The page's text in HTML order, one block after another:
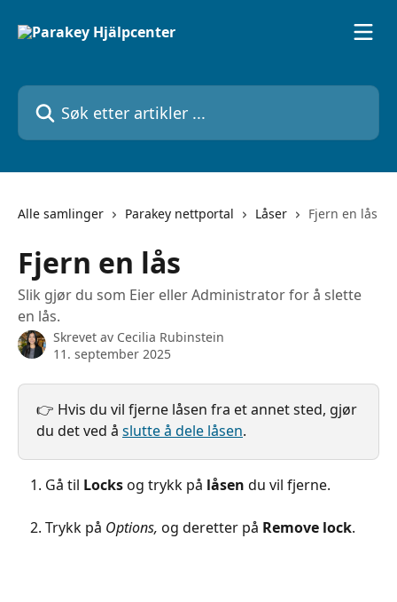
Søk etter artikler ...
Alle samlinger Parakey nettportal Låser Fjern en lås
Fjern en lås
Slik gjør du som Eier eller Administrator for å slette
en lås.
Skrevet av Cecilia Rubinstein
11. september 2025
👉 Hvis du vil fjerne låsen fra et annet sted, gjør
du det ved å slutte å dele låsen.
Gå til Locks og trykk på låsen du vil fjerne.
Trykk på Options, og deretter på Remove lock.